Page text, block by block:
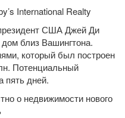
International Realty
США Джей Ди
близ Вашингтона.
который был построен
Потенциальный
пять дней.
о недвижимости нового